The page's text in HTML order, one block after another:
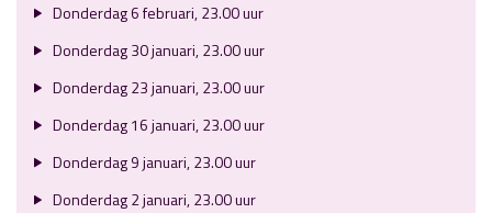
Donderdag 6 februari, 23.00 uur
Donderdag 30 januari, 23.00 uur
Donderdag 23 januari, 23.00 uur
Donderdag 16 januari, 23.00 uur
Donderdag 9 januari, 23.00 uur
Donderdag 2 januari, 23.00 uur